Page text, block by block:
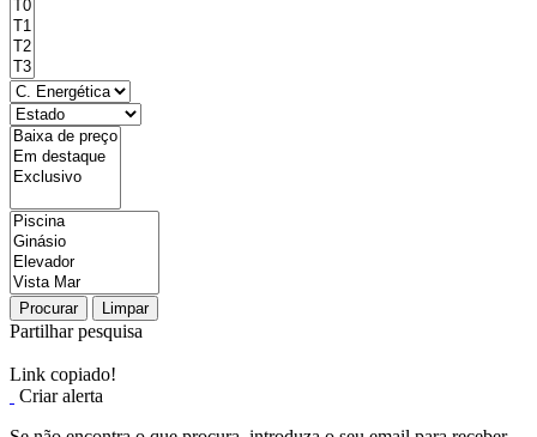
Procurar Limpar
Partilhar pesquisa
Link copiado!
Criar alerta